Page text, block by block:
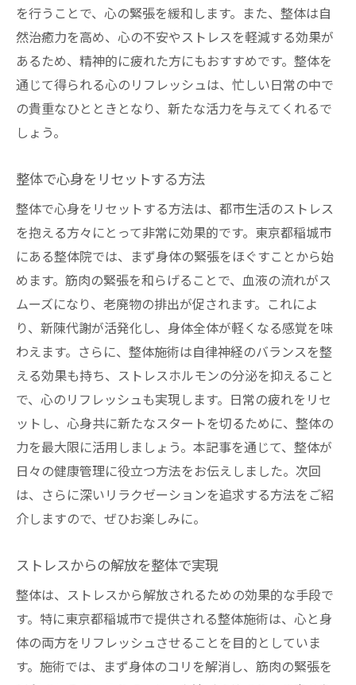
を行うことで、心の緊張を緩和します。また、整体は自
然治癒力を高め、心の不安やストレスを軽減する効果が
あるため、精神的に疲れた方にもおすすめです。整体を
通じて得られる心のリフレッシュは、忙しい日常の中で
の貴重なひとときとなり、新たな活力を与えてくれるで
しょう。
整体で心身をリセットする方法
整体で心身をリセットする方法は、都市生活のストレス
を抱える方々にとって非常に効果的です。東京都稲城市
にある整体院では、まず身体の緊張をほぐすことから始
めます。筋肉の緊張を和らげることで、血液の流れがス
ムーズになり、老廃物の排出が促されます。これによ
り、新陳代謝が活発化し、身体全体が軽くなる感覚を味
わえます。さらに、整体施術は自律神経のバランスを整
える効果も持ち、ストレスホルモンの分泌を抑えること
で、心のリフレッシュも実現します。日常の疲れをリセ
ットし、心身共に新たなスタートを切るために、整体の
力を最大限に活用しましょう。本記事を通じて、整体が
日々の健康管理に役立つ方法をお伝えしました。次回
は、さらに深いリラクゼーションを追求する方法をご紹
介しますので、ぜひお楽しみに。
ストレスからの解放を整体で実現
整体は、ストレスから解放されるための効果的な手段で
す。特に東京都稲城市で提供される整体施術は、心と身
体の両方をリフレッシュさせることを目的としていま
す。施術では、まず身体のコリを解消し、筋肉の緊張を